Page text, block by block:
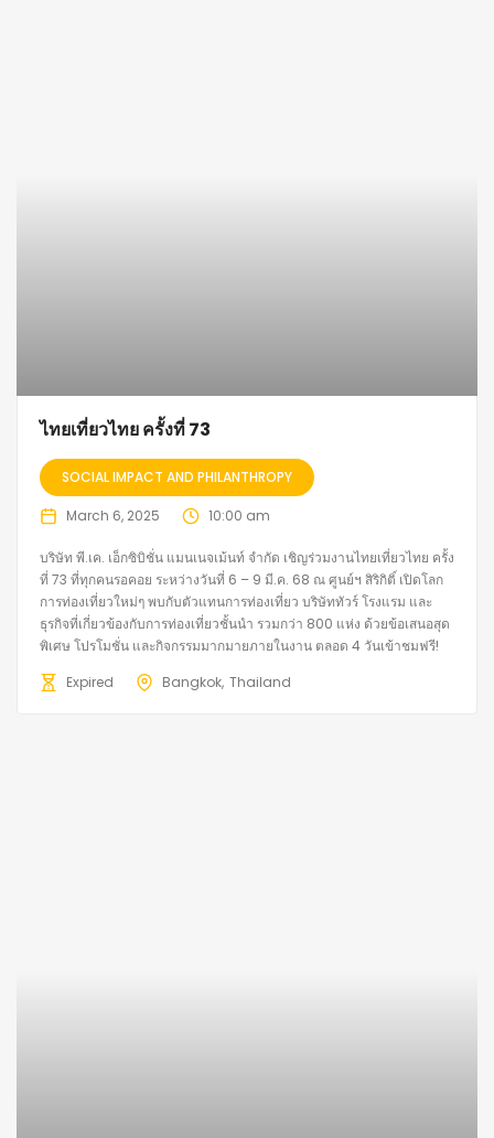
ไทยเที่ยวไทย ครั้งที่ 73
SOCIAL IMPACT AND PHILANTHROPY
March 6, 2025 10:00 am
บริษัท พี.เค. เอ็กซิบิชั่น แมนเนจเม้นท์ จำกัด เชิญร่วมงานไทยเที่ยวไทย ครั้ง
ที่ 73 ที่ทุกคนรอคอย ระหว่างวันที่ 6 – 9 มี.ค. 68 ณ ศูนย์ฯ สิริกิติ์ เปิดโลก
การท่องเที่ยวใหม่ๆ พบกับตัวแทนการท่องเที่ยว บริษัททัวร์ โรงแรม และ
ธุรกิจที่เกี่ยวข้องกับการท่องเที่ยวชั้นนำ รวมกว่า 800 แห่ง ด้วยข้อเสนอสุด
พิเศษ โปรโมชั่น และกิจกรรมมากมายภายในงาน ตลอด 4 วันเข้าชมฟรี!
Expired
Bangkok Thailand